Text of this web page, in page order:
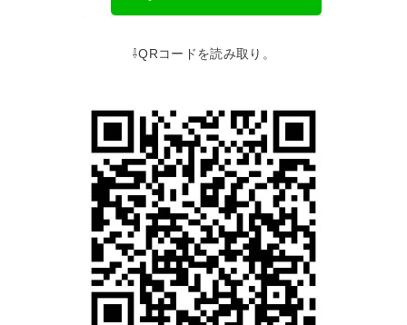
⇩QRコードを読み取り。